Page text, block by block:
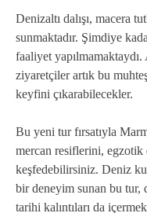
Denizaltı dalışı, macera
sunmaktadır. Şimdiye
faaliyet
ziyaretçiler artık bu
keyfini çıkarabilecekler.
Bu yeni tur fırsatıyla
mercan resiflerini, egzotik
keşfedebilirsiniz. Deniz
bir deneyim sunan bu tur,
tarihi kalıntıları da